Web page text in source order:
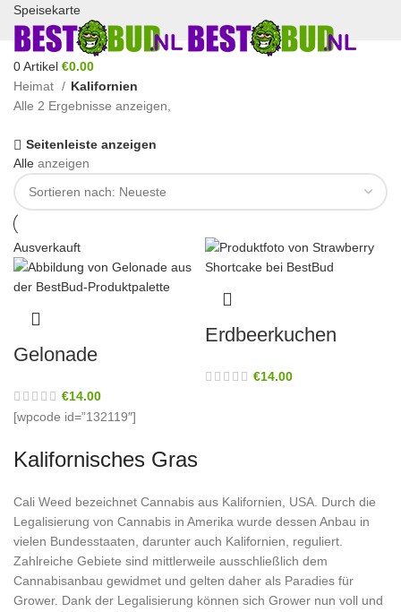
Speisekarte
0Artikel €0.00
Heimat
Kalifornien
Alle 2 Ergebnisse anzeigen,
Seitenleiste anzeigen
Alle anzeigen
Ausverkauft
Gelonade
€14.00
Erdbeerkuchen
€14.00
[wpcode id=”132119″]
Kalifornisches Gras
Cali Weed bezeichnet Cannabis aus Kalifornien, USA. Durch die
Legalisierung von Cannabis in Amerika wurde dessen Anbau in
vielen Bundesstaaten, darunter auch Kalifornien, reguliert.
Zahlreiche Gebiete sind mittlerweile ausschließlich dem
Cannabisanbau gewidmet und gelten daher als Paradies für
Grower. Dank der Legalisierung können sich Grower nun voll und